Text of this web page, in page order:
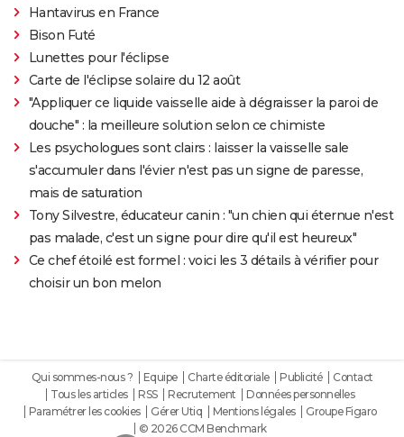
Hantavirus en France
Bison Futé
Lunettes pour l'éclipse
Carte de l'éclipse solaire du 12 août
"Appliquer ce liquide vaisselle aide à dégraisser la paroi de
douche" : la meilleure solution selon ce chimiste
Les psychologues sont clairs : laisser la vaisselle sale
s'accumuler dans l'évier n'est pas un signe de paresse,
mais de saturation
Tony Silvestre, éducateur canin : "un chien qui éternue n'est
pas malade, c'est un signe pour dire qu'il est heureux"
Ce chef étoilé est formel : voici les 3 détails à vérifier pour
choisir un bon melon
Qui sommes-nous ? Equipe Charte éditoriale Publicité
Contact
Tous les articles
RSS Recrutement
Données personnelles
Paramétrer les cookies
Gérer Utiq Mentions légales
Groupe Figaro
© 2026 CCM Benchmark